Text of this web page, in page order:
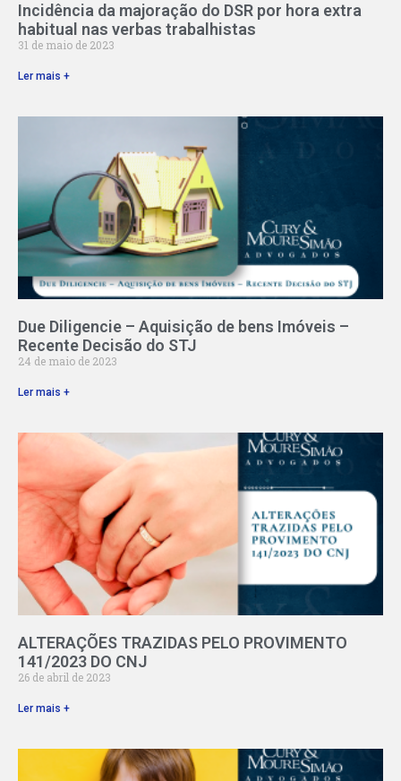
Incidência da majoração do DSR por hora extra
habitual nas verbas trabalhistas
31 de maio de 2023
Ler mais +
Due Diligencie – Aquisição de bens Imóveis –
Recente Decisão do STJ
24 de maio de 2023
Ler mais +
ALTERAÇÕES TRAZIDAS PELO PROVIMENTO
141/2023 DO CNJ
26 de abril de 2023
Ler mais +